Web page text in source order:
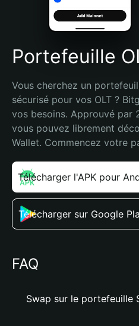
Português (Brasil)
Español (Argentina)
Portefeuille
Vous cherchez un
sécurisé pour vos OLT ?
vos besoins. Approuvé par
vous pouvez librement
Wallet. Commencez votre
Télécharger l'APK pour
Télécharger sur Google
FAQ
Swap sur le portefeuille